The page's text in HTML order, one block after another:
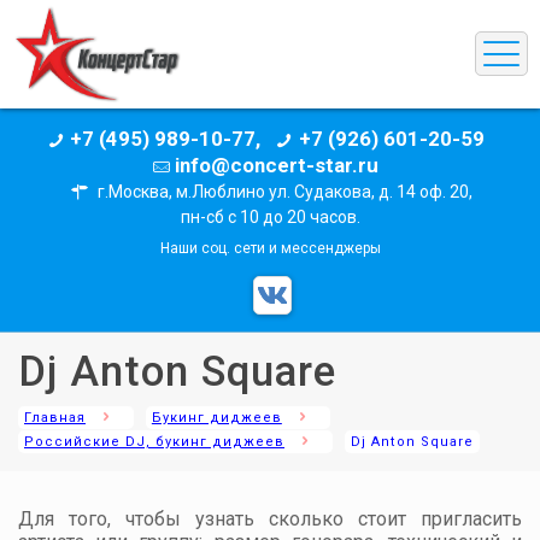
+7 (495) 989-10-77,
+7 (926) 601-20-59
info@concert-star.ru
г.Москва, м.Люблино ул. Судакова, д. 14 оф. 20,
пн-сб с 10 до 20 часов.
Наши соц. сети и мессенджеры
Dj Anton Square
Главная
Букинг диджеев
Российские DJ, букинг диджеев
Dj Anton Square
Для того, чтобы узнать сколько стоит пригласить